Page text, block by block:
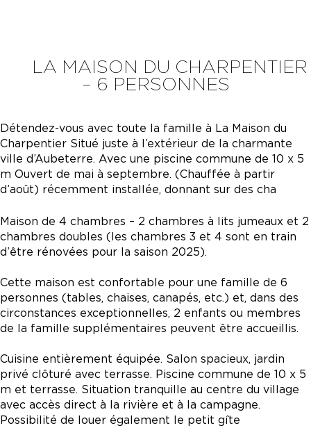
LA MAISON DU CHARPENTIER
– 6 PERSONNES
Détendez-vous avec toute la famille à La Maison du
Charpentier Situé juste à l’extérieur de la charmante
ville d’Aubeterre. Avec une piscine commune de 10 x 5
m Ouvert de mai à septembre. (Chauffée à partir
d’août) récemment installée, donnant sur des cha
Maison de 4 chambres – 2 chambres à lits jumeaux et 2
chambres doubles (les chambres 3 et 4 sont en train
d’être rénovées pour la saison 2025).
Cette maison est confortable pour une famille de 6
personnes (tables, chaises, canapés, etc.) et, dans des
circonstances exceptionnelles, 2 enfants ou membres
de la famille supplémentaires peuvent être accueillis.
Cuisine entièrement équipée. Salon spacieux, jardin
privé clôturé avec terrasse. Piscine commune de 10 x 5
m et terrasse. Situation tranquille au centre du village
avec accès direct à la rivière et à la campagne.
Possibilité de louer également le petit gîte